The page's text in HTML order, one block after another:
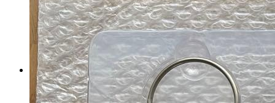
ZEROBASEONE Zeroni ウンニ
ニ ベビーぬいぐるみ 新品未開